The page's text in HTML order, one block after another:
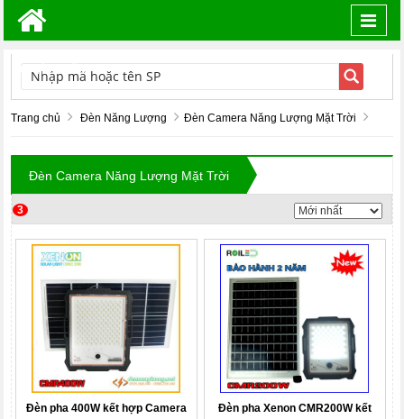
TÌM KIẾM
Trang chủ Đèn Năng Lượng Đèn Camera Năng Lượng Mặt Trời
Đèn Camera Năng Lượng Mặt Trời
3
Đèn pha 400W kết hợp Camera
Đèn pha Xenon CMR200W kết